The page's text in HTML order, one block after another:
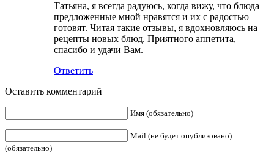
Татьяна, я всегда радуюсь, когда вижу, что блюда
предложенные мной нравятся и их с радостью
готовят. Читая такие отзывы, я вдохновляюсь на
рецепты новых блюд. Приятного аппетита,
спасибо и удачи Вам.
Ответить
Оставить комментарий
Имя (обязательно)
Mail (не будет опубликовано)
(обязательно)